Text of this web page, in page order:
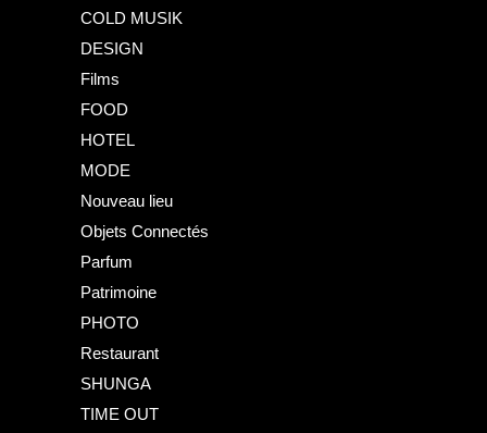
COLD MUSIK
DESIGN
Films
FOOD
HOTEL
MODE
Nouveau lieu
Objets Connectés
Parfum
Patrimoine
PHOTO
Restaurant
SHUNGA
TIME OUT